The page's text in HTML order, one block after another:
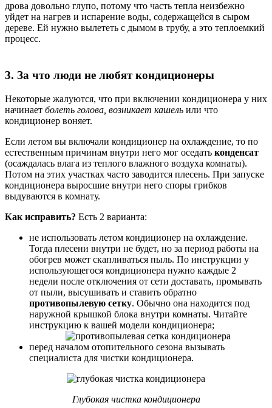
дрова довольно глупо, потому что часть тепла неизбежно
уйдет на нагрев и испарение воды, содержащейся в сыром
дереве. Ей нужно вылететь с дымом в трубу, а это теплоемкий
процесс.
3. За что люди не любят кондиционеры
Некоторые жалуются, что при включении кондиционера у них
начинает болеть голова, возникает кашель или что
кондиционер воняет.
Если летом вы включали кондиционер на охлаждение, то по
естественным причинам внутри него мог оседать конденсат
(осаждалась влага из теплого влажного воздуха комнаты).
Потом на этих участках часто заводится плесень. При запуске
кондиционера выросшие внутри него споры грибков
выдуваются в комнату.
Как исправить? Есть 2 варианта:
не использовать летом кондиционер на охлаждение.
Тогда плесени внутри не будет, но за период работы на
обогрев может скапливаться пыль. По инструкции у
использующегося кондиционера нужно каждые 2
недели после отключения от сети доставать, промывать
от пыли, высушивать и ставить обратно
противопылевую сетку. Обычно она находится под
наружной крышкой блока внутри комнаты. Читайте
инструкцию к вашей модели кондиционера;
перед началом отопительного сезона вызывать
специалиста для чистки кондиционера.
Глубокая чистка кондиционера